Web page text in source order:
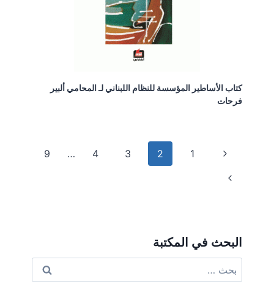
كتاب الأساطير المؤسسة للنظام اللبناني لـ المحامي ألبير
فرحات
تنقل
الصفحة
الصفحة
السابقة
1
2
3
4
…
9
الصفحة
البحث في المكتبة
عن: